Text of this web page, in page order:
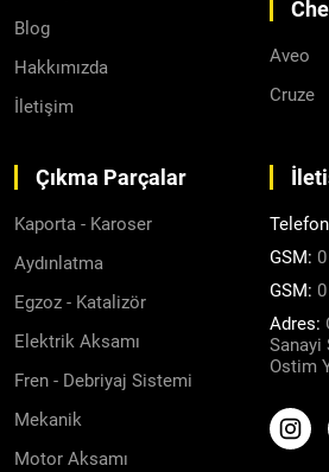
Blog
Hakkımızda
İletişim
Aveo
Cruze
Çıkma Parçalar
Kaporta - Karoser
Aydınlatma
Egzoz - Katalizör
Elektrik Aksamı
Fren - Debriyaj Sistemi
Mekanik
Motor Aksamı
GSM:
GSM:
Adres:
Sanayi
Ostim